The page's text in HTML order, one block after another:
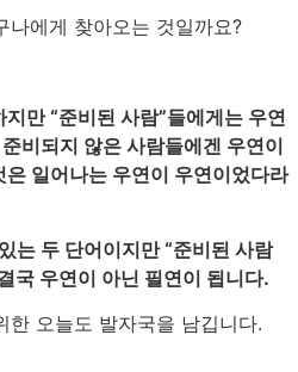
나에게 찾아오는 것일까요?
만 “준비된 사람”들에게는 우연
비되지 않은 사람들에겐 우연이
일어나는 우연이 우연이었다라
는 두 단어이지만 “준비된 사람
국 우연이 아닌 필연이 됩니다.
한 오늘도 발자국을 남깁니다.